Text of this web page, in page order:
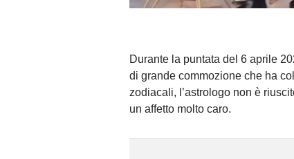
Durante la puntata del 6 aprile
di grande commozione che ha
zodiacali, l’astrologo non è
un affetto molto caro.